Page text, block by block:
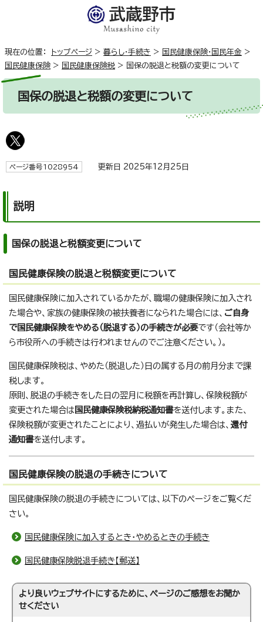
現在の位置： トップページ > 暮らし・手続き > 国民健康保険・国民年金 >
国民健康保険> 国民健康保険税 > 国保の脱退と税額の変更について
国保の脱退と税額の変更について
ページ番号1028954 更新日 2025年12月25日
説明
国保の脱退と税額変更について
国民健康保険の脱退と税額変更について
国民健康保険に加入されているかたが、職場の健康保険に加入され
た場合や、家族の健康保険の被扶養者になられた場合には、 ご自身
で国民健康保険をやめる（脱退する）の手続きが必要です（会社等か
ら市役所への手続きは行われませんのでご注意ください。）。
国民健康保険税は、やめた（脱退した）日の属する月の前月分まで課
税します。
原則、脱退の手続きをした日の翌月に税額を再計算し、保険税額が
変更された場合は 国民健康保険税納税通知書を送付します。また、
保険税額が変更されたことにより、過払いが発生した場合は、 還付
通知書を送付します。
国民健康保険の脱退の手続きについて
国民健康保険の脱退の手続きについては、以下のページをご覧くだ
さい。
国民健康保険に加入するとき・やめるときの手続き
国民健康保険脱退手続き【郵送】
より良いウェブサイトにするために、ページのご感想をお聞か
せください